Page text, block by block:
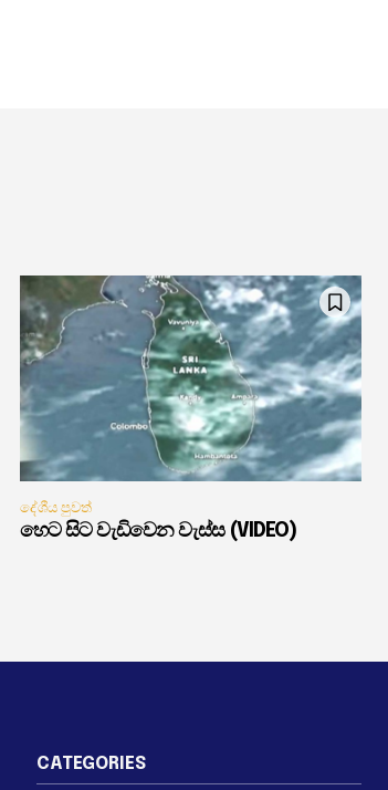
දේශීය පුවත්
හෙට සිට වැඩිවෙන වැස්ස (VIDEO)
CATEGORIES